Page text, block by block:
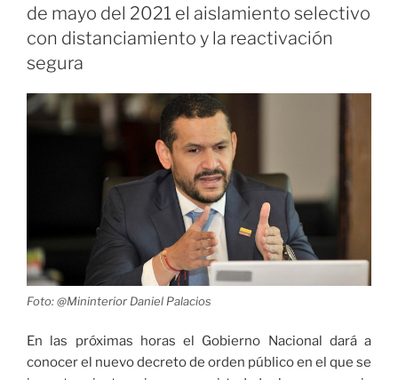
por
vida
adultos
mayores
80
años»
de mayo del 2021 el aislamiento selectivo
con distanciamiento y la reactivación
segura
Foto: @Mininterior Daniel Palacios
En las próximas horas el Gobierno Nacional dará a
conocer el nuevo decreto de orden público en el que se